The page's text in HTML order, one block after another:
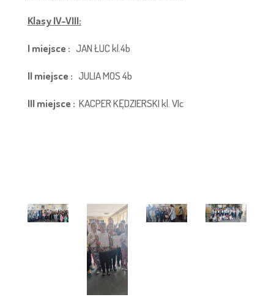
Klasy IV-VIII:
I miejsce : JAN ŁUC kl.4b
II miejsce : JULIA MOS 4b
III miejsce : KACPER KĘDZIERSKI kl. VIc